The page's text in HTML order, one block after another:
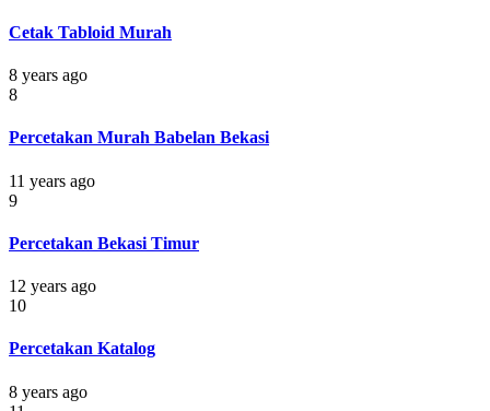
Cetak Tabloid Murah
8 years ago
8
Percetakan Murah Babelan Bekasi
11 years ago
9
Percetakan Bekasi Timur
12 years ago
10
Percetakan Katalog
8 years ago